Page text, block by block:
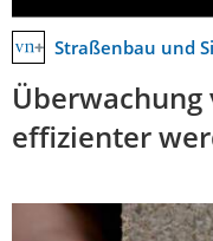
Straßenbau und
effizienter